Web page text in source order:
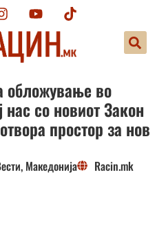
обложување во
со новиот Закон
простор за нов
, Македонија Racin.mk